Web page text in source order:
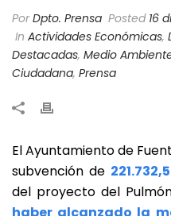
PorDpto. Prensa Posted 16
In Actividades Económicas,
Destacadas, Medio
Ciudadana, Prensa
El Ayuntamiento de
subvención de
del proyecto del
haber alcanzado la